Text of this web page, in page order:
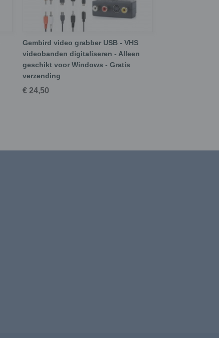
Gembird video grabber USB - VHS
videobanden digitaliseren - Alleen
geschikt voor Windows - Gratis
verzending
€ 24,50